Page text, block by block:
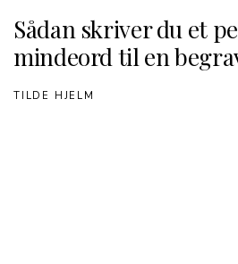
Sådan skriver du et
mindeord til en
TILDE HJELM